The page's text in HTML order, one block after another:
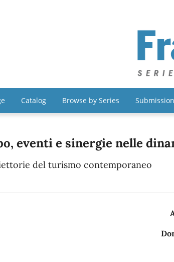
Catalog Browse by Series
eventi e sinergie nelle
del turismo contemporaneo